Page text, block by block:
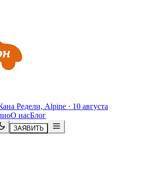
Редели, Alpine · 10 августа
О насБлог
ЗАЯВИТЬ